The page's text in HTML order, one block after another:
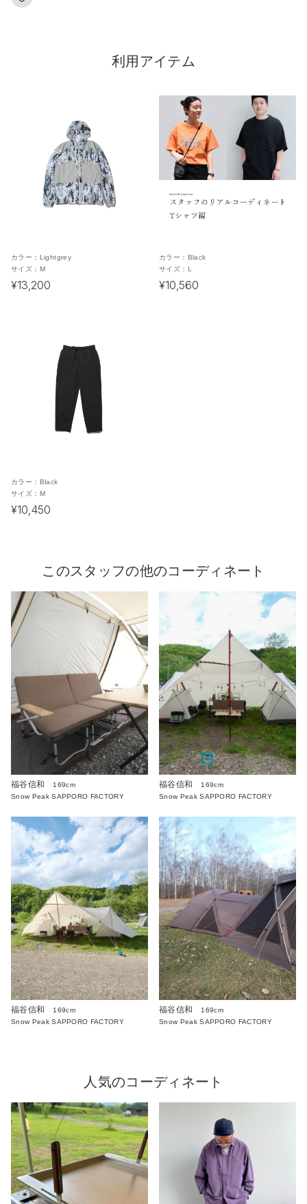
利用アイテム
カラー： Lightgrey
サイズ： M
¥13,200
カラー： Black
サイズ： L
¥10,560
カラー： Black
サイズ： M
¥10,450
このスタッフの他のコーディネート
福谷信和
169cm
Snow Peak SAPPORO FACTORY
福谷信和
169cm
Snow Peak SAPPORO FACTORY
福谷信和
169cm
Snow Peak SAPPORO FACTORY
福谷信和
169cm
Snow Peak SAPPORO FACTORY
人気のコーディネート